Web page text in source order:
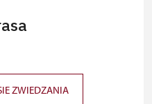
ZWIEDZANIA